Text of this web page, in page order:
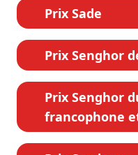
Prix Sade
Prix Senghor
Prix Senghor
francophone